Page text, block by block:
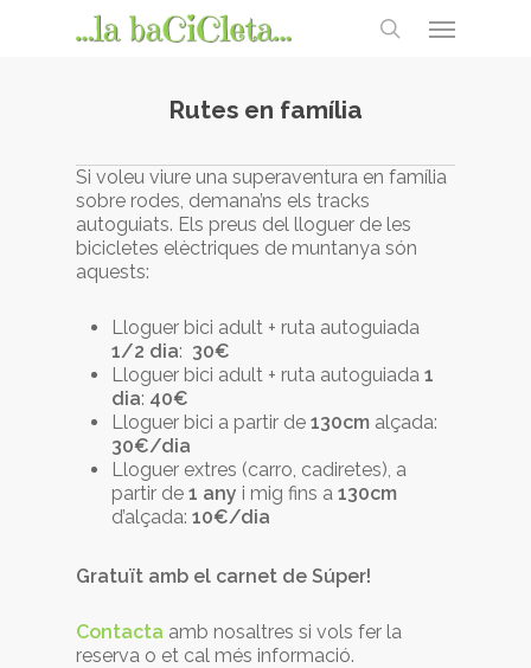
Rutes en família
Si voleu viure una superaventura en família
sobre rodes, demana’ns els tracks
autoguiats. Els preus del lloguer de les
bicicletes elèctriques de muntanya són
aquests:
Lloguer bici adult + ruta autoguiada
1/2 dia: 30€
Lloguer bici adult + ruta autoguiada1
dia: 40€
Lloguer bici a partir de130cm alçada:
30€/dia
Lloguer extres (carro, cadiretes), a
partir de1 any i mig fins a130cm
d’alçada:10€/dia
Gratuït amb el carnet de Súper!
Contacta amb nosaltres si vols fer la
reserva o et cal més informació.